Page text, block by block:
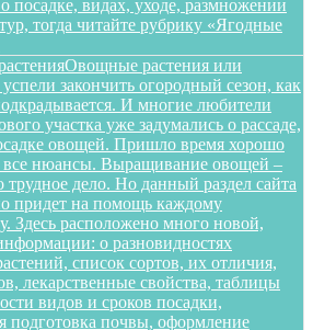
о посадке, видах, уходе, размножении
тогда читайте рубрику «Ягодные
Овощные растения или
закончить огородный сезон, как
И многие любители
участка уже задумались о рассаде,
овощей. Пришло время хорошо
все нюансы. Выращивание овощей –
трудное дело. Но данный раздел сайта
придет на помощь каждому
Здесь расположено много новой,
о разновидностях
список сортов, их отличия,
лекарственные свойства, таблицы
видов и сроков посадки,
подготовка почвы, оформление